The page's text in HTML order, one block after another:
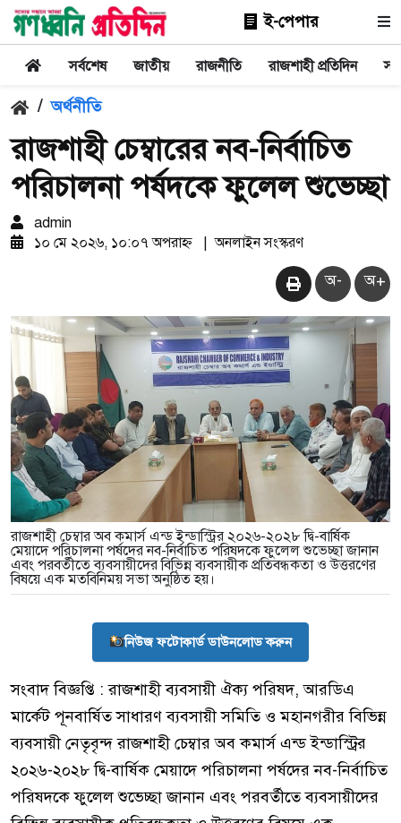
ই-পেপার
সর্বশেষ জাতীয় রাজনীতি রাজশাহী প্রতিদিন
/ অর্থনীতি
রাজশাহী চেম্বারের নব-নির্বাচিত
পরিচালনা পর্ষদকে ফুলেল শুভেচ্ছা
admin
১০ মে ২০২৬, ১০:০৭ অপরাহ্ন
| অনলাইন সংস্করণ
অ- অ+
রাজশাহী চেম্বার অব কমার্স এন্ড ইন্ডাস্ট্রির ২০২৬-২০২৮ দ্বি-বার্ষিক
মেয়াদে পরিচালনা পর্ষদের নব-নির্বাচিত পরিষদকে ফুলেল শুভেচ্ছা জানান
এবং পরবর্তীতে ব্যবসায়ীদের বিভিন্ন ব্যবসায়ীক প্রতিবন্ধকতা ও উত্তরণের
বিষয়ে এক মতবিনিময় সভা অনুষ্ঠিত হয়।
নিউজ ফটোকার্ড ডাউনলোড করুন
সংবাদ বিজ্ঞপ্তি : রাজশাহী ব্যবসায়ী ঐক্য পরিষদ, আরডিএ
মার্কেট পূনবার্ষিত সাধারণ ব্যবসায়ী সমিতি ও মহানগরীর বিভিন্ন
ব্যবসায়ী নেতৃবৃন্দ রাজশাহী চেম্বার অব কমার্স এন্ড ইন্ডাস্ট্রির
২০২৬-২০২৮ দ্বি-বার্ষিক মেয়াদে পরিচালনা পর্ষদের নব-নির্বাচিত
পরিষদকে ফুলেল শুভেচ্ছা জানান এবং পরবর্তীতে ব্যবসায়ীদের